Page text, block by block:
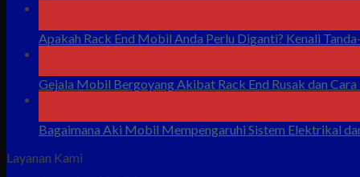
Apakah Rack End Mobil Anda Perlu Diganti? Kenali
Gejala Mobil Bergoyang Akibat Rack End Rusak dan
Bagaimana Aki Mobil Mempengaruhi Sistem Elektrikal
Layanan Kami